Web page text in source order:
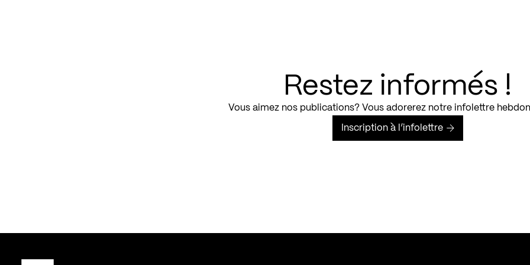
Restez informés !
Vous aimez nos publications? Vous adorerez notre infolettre
Inscription à l’infolettre